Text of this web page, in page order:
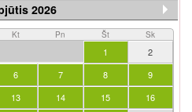
2026
Kt Pn Št Sk
1
2
6 7 8
9
13 14 15
16